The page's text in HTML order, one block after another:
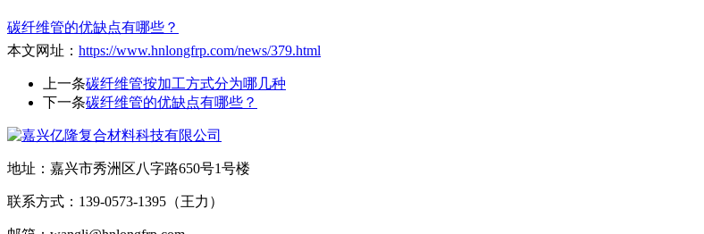
碳纤维管的优缺点有哪些？
本文网址： https://www.hnlongfrp.com/news/379.html
上一条碳纤维管按加工方式分为哪几种
下一条碳纤维管的优缺点有哪些？
地址：嘉兴市秀洲区八字路650号1号楼
联系方式：139-0573-1395（王力）